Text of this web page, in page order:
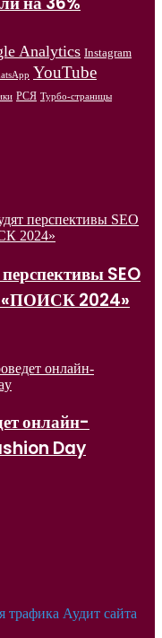
Analytics Instagram
YouTube
РСЯ Турбо-страницы
SEO
«ПОИСК 2024»
онлайн-
Day
трафика Аудит сайта